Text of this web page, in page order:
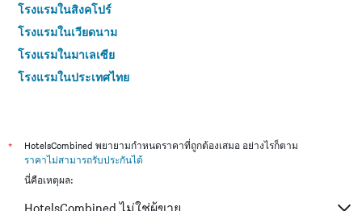
โรงแรมในสิงคโปร์
โรงแรมในเวียดนาม
โรงแรมในมาเลเซีย
โรงแรมในประเทศไทย
*
HotelsCombined พยายามกำหนดราคาที่ถูกต้องเสมอ อย่างไรก็ตาม
ราคาไม่สามารถรับประกันได้
นี่คือเหตุผล:
HotelsCombined ไม่ใช่ผู้ขาย